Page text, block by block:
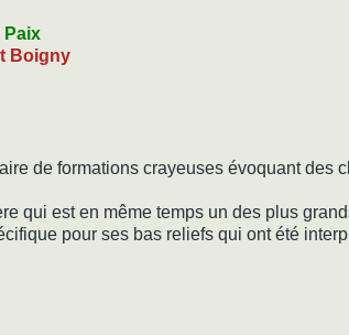
Paix
Boigny
de formations crayeuses évoquant
qui est en même temps un des plus
pour ses bas reliefs qui ont été